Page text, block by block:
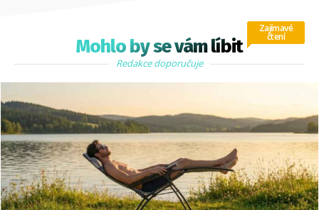
Mohlo by se vám líbit
Zajímavé
čtení
Redakce doporučuje